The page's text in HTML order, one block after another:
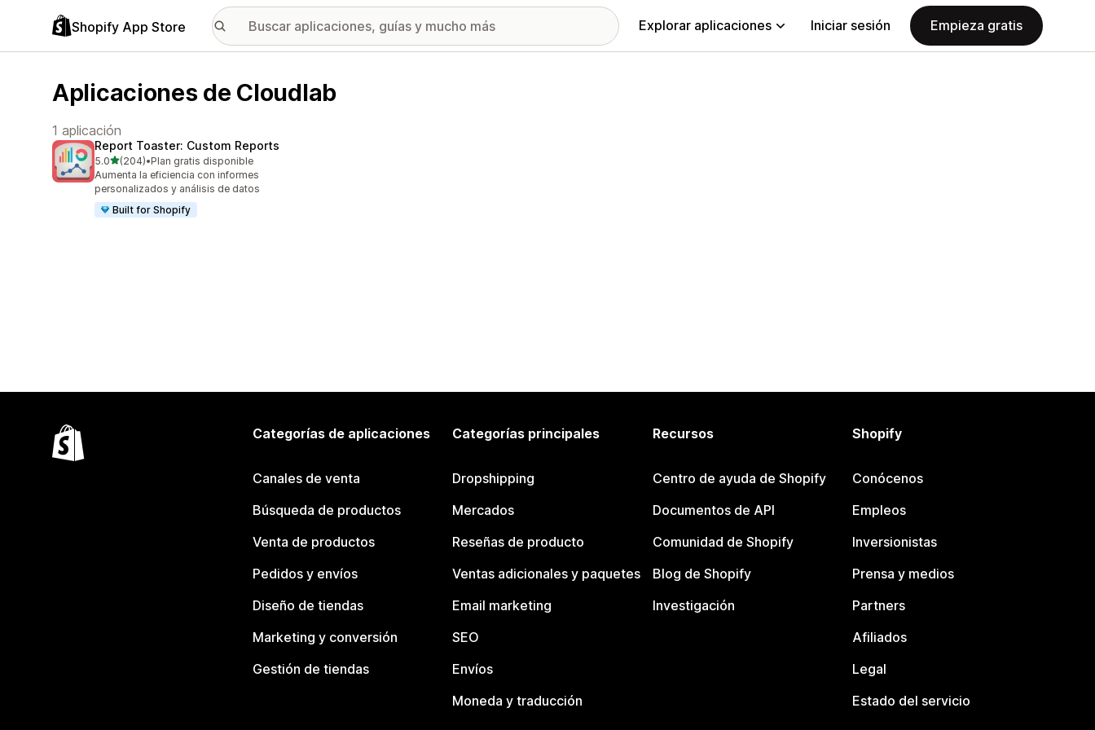
Shopify App Store Explorar aplicaciones Iniciar sesión Empieza gratis
Aplicaciones de Cloudlab
1 aplicación
Report Toaster: Custom Reports
5.0de 5 estrellas
(204)
204 reseñas en total
•Plan gratis disponible
Aumenta la eficiencia con informes
personalizados y análisis de datos
Built for Shopify
Categorías de aplicaciones
Canales de venta
Búsqueda de productos
Venta de productos
Pedidos y envíos
Diseño de tiendas
Marketing y conversión
Gestión de tiendas
Categorías principales
Dropshipping
Mercados
Reseñas de producto
Ventas adicionales y paquetes
Email marketing
SEO
Envíos
Moneda y traducción
Recursos
Centro de ayuda de Shopify
Documentos de API
Comunidad de Shopify
Blog de Shopify
Investigación
Shopify
Conócenos
Empleos
Inversionistas
Prensa y medios
Partners
Afiliados
Legal
Estado del servicio